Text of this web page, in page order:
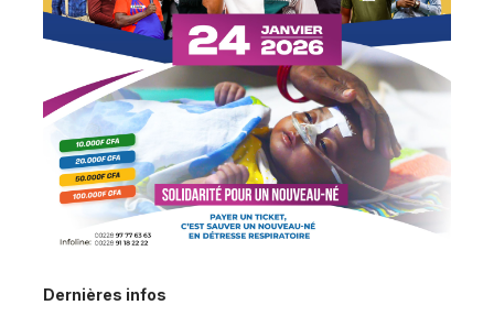
Dernières infos